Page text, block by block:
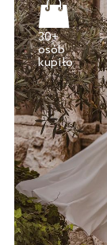
30+
osób
kupiło